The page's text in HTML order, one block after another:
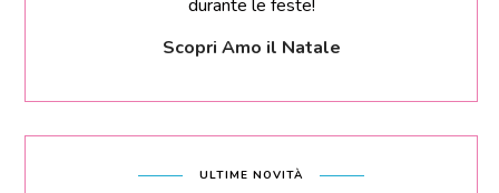
durante le feste!
Scopri Amo il Natale
ULTIME NOVITÀ